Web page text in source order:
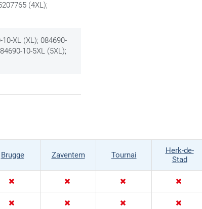
(4XL);
XL (XL); 084690-
10-5XL (5XL);
Brugge Zaventem Tournai
Herk-de-
Stad